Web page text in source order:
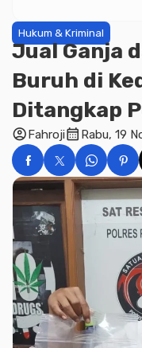
Hukum & Kriminal
Jual Ganja
Buruh di
Ditangkap
account_circleFahrojicalendar_month Rabu, 19